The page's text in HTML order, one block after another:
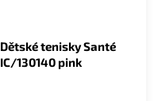
Dětské tenisky Santé
IC/130140 pink